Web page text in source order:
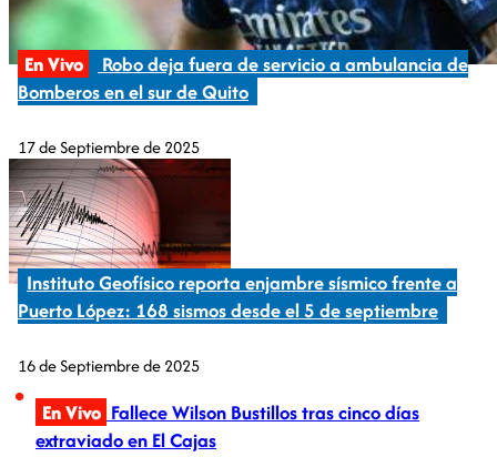
En Vivo
Robo deja fuera de servicio a ambulancia de
Bomberos en el sur de Quito
17 de Septiembre de 2025
Instituto Geofísico reporta enjambre sísmico frente a
Puerto López: 168 sismos desde el 5 de septiembre
16 de Septiembre de 2025
En Vivo Fallece Wilson Bustillos tras cinco días
extraviado en El Cajas